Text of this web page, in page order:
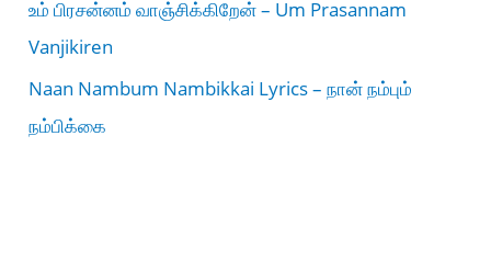
உம் பிரசன்னம் வாஞ்சிக்கிறேன் – Um Prasannam
Vanjikiren
Naan Nambum Nambikkai Lyrics – நான் நம்பும்
நம்பிக்கை